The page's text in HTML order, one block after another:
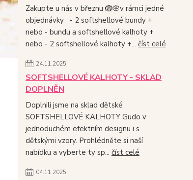
Zakupte u nás v březnu 🪺🌸v rámci jedné
objednávky - 2 softshellové bundy +
nebo - bundu a softshellové kalhoty +
nebo - 2 softshellové kalhoty +... číst celé
24.11.2025
SOFTSHELLOVÉ KALHOTY - SKLAD
DOPLNĚN
Doplnili jsme na sklad dětské
SOFTSHELLOVÉ KALHOTY Gudo v
jednoduchém efektním designu i s
dětskými vzory. Prohlédněte si naší
nabídku a vyberte ty sp... číst celé
04.11.2025